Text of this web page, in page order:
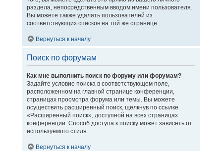
раздела, непосредственным вводом имени пользователя.
Вы можете также удалять пользователей из
соответствующих списков на той же странице.
Вернуться к началу
Поиск по форумам
Как мне выполнить поиск по форуму или форумам?
Задайте условие поиска в соответствующем поле,
расположенном на главной странице конференции,
страницах просмотра форума или темы. Вы можете
осуществить расширенный поиск, щёлкнув по ссылке
«Расширенный поиск», доступной на всех страницах
конференции. Способ доступа к поиску может зависеть от
используемого стиля.
Вернуться к началу